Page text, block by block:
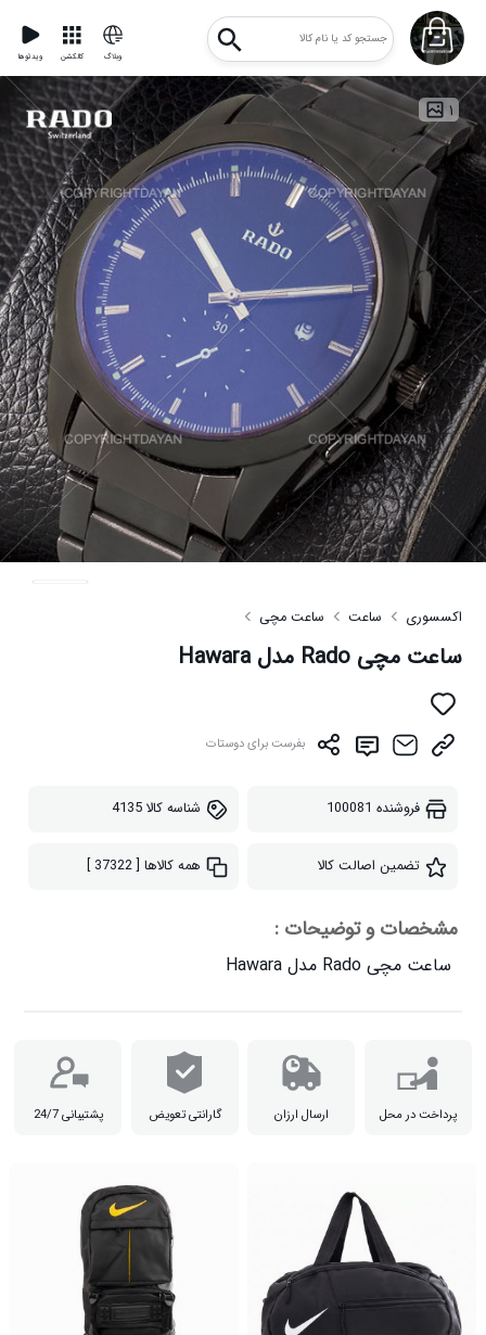
ویدئوها کالکشن وبلاگ
۱
اکسسوری ساعت ساعت مچی
ساعت مچی Rado مدل Hawara
بفرست برای دوستات
فروشنده 100081 شناسه کالا4135
تضمین اصالت کالا همه کالاها [ 37322 ]
مشخصات و توضیحات :
ساعت مچی Rado مدل Hawara
پرداخت در محل ارسال ارزان گارانتی تعویض پشتیبانی 24/7